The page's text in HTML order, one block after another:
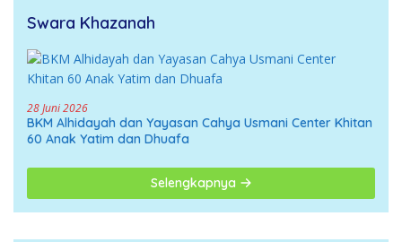
Swara Khazanah
28 Juni 2026
BKM Alhidayah dan Yayasan Cahya Usmani Center Khitan
60 Anak Yatim dan Dhuafa
Selengkapnya